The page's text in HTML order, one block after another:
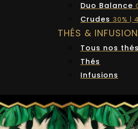
Duo Balance
Crudes 30% |
THÉS &
Tous nos
Thés
Infusions